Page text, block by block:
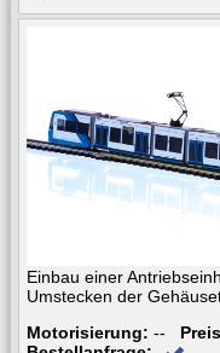
Einbau einer
Umstecken der
Motorisierung: --